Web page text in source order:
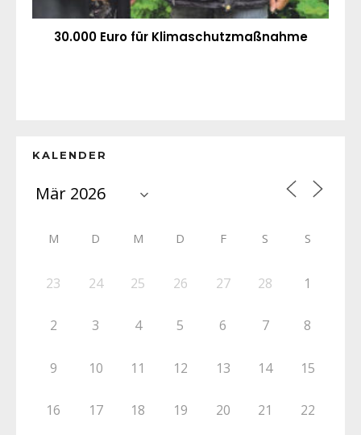
30.000 Euro für Klimaschutzmaßnahme
KALENDER
M D M D F S S
23 24 25 26 27 28 1
2 3 4 5 6 7 8
9 10 11 12 13 14 15
16 17 18 19 20 21 22